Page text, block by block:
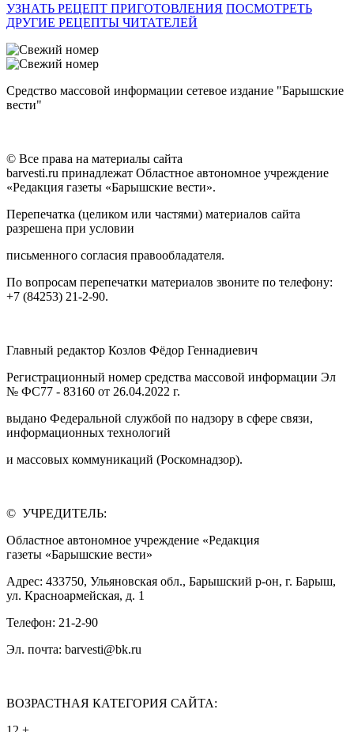
УЗНАТЬ РЕЦЕПТ ПРИГОТОВЛЕНИЯ ПОСМОТРЕТЬ
ДРУГИЕ РЕЦЕПТЫ ЧИТАТЕЛЕЙ
Средство массовой информации сетевое издание "Барышские
вести"
© Все права на материалы сайта
barvesti.ru принадлежат Областное автономное учреждение
«Редакция газеты «Барышские вести».
Перепечатка (целиком или частями) материалов сайта
разрешена при условии
письменного согласия правообладателя.
По вопросам перепечатки материалов звоните по телефону:
+7 (84253) 21-2-90.
Главный редактор Козлов Фёдор Геннадиевич
Регистрационный номер средства массовой информации Эл
№ ФС77 - 83160 от 26.04.2022 г.
выдано Федеральной службой по надзору в сфере связи,
информационных технологий
и массовых коммуникаций (Роскомнадзор).
© УЧРЕДИТЕЛЬ:
Областное автономное учреждение «Редакция
газеты «Барышские вести»
Адрес: 433750, Ульяновская обл., Барышский р-он, г. Барыш,
ул. Красноармейская, д. 1
Телефон: 21-2-90
Эл. почта: barvesti@bk.ru
ВОЗРАСТНАЯ КАТЕГОРИЯ САЙТА: